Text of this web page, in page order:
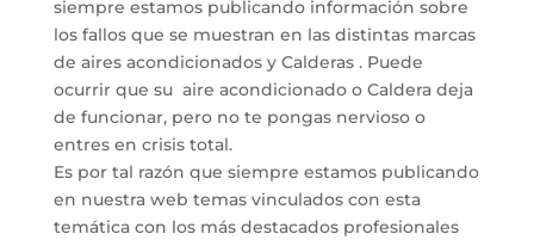
siempre estamos publicando información sobre
los fallos que se muestran en las distintas marcas
de aires acondicionados y Calderas . Puede
ocurrir que su aire acondicionado o Caldera deja
de funcionar, pero no te pongas nervioso o
entres en crisis total.
Es por tal razón que siempre estamos publicando
en nuestra web temas vinculados con esta
temática con los más destacados profesionales